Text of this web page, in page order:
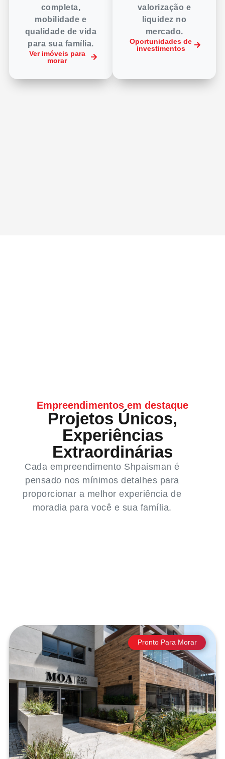
completa,
mobilidade e
qualidade de vida
para sua família.
Ver imóveis para
morar
valorização e
liquidez no
mercado.
Oportunidades de
investimentos
Empreendimentos em destaque
Projetos Únicos,
Experiências
Extraordinárias
Cada empreendimento Shpaisman é
pensado nos mínimos detalhes para
proporcionar a melhor experiência de
moradia para você e sua família.
Pronto Para Morar